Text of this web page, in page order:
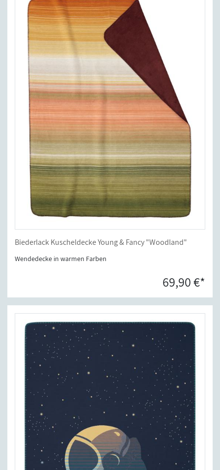
Biederlack Kuscheldecke Young & Fancy "Woodland"
Wendedecke in warmen Farben
69,90 €*